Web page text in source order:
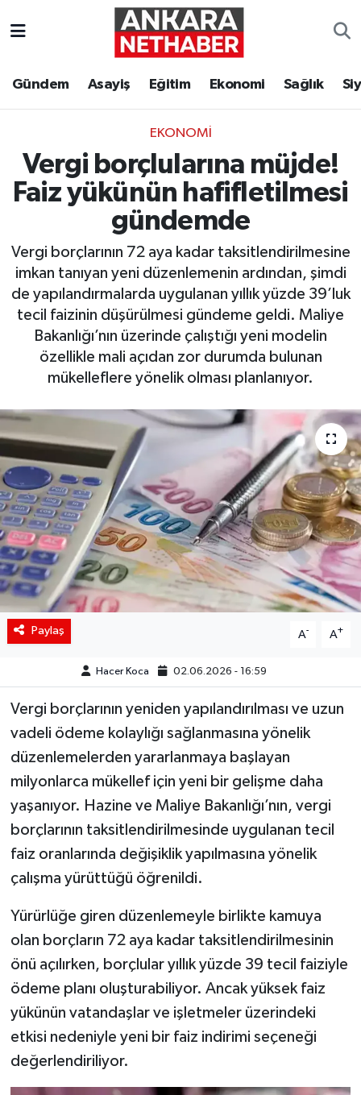
Gündem Asayiş Eğitim Ekonomi Sağlık
EKONOMI
Vergi borçlularına müjde!
Faiz yükünün hafifletilmesi
gündemde
Vergi borçlarının 72 aya kadar taksitlendirilmesine
imkan tanıyan yeni düzenlemenin ardından, şimdi
de yapılandırmalarda uygulanan yıllık yüzde 39’luk
tecil faizinin düşürülmesi gündeme geldi. Maliye
Bakanlığı’nın üzerinde çalıştığı yeni modelin
özellikle mali açıdan zor durumda bulunan
mükelleflere yönelik olması planlanıyor.
Paylaş A- A+
Hacer Koca 02.06.2026 - 16:59
Vergi borçlarının yeniden yapılandırılması ve uzun
vadeli ödeme kolaylığı sağlanmasına yönelik
düzenlemelerden yararlanmaya başlayan
milyonlarca mükellef için yeni bir gelişme daha
yaşanıyor. Hazine ve Maliye Bakanlığı’nın, vergi
borçlarının taksitlendirilmesinde uygulanan tecil
faiz oranlarında değişiklik yapılmasına yönelik
çalışma yürüttüğü öğrenildi.
Yürürlüğe giren düzenlemeyle birlikte kamuya
olan borçların 72 aya kadar taksitlendirilmesinin
önü açılırken, borçlular yıllık yüzde 39 tecil faiziyle
ödeme planı oluşturabiliyor. Ancak yüksek faiz
yükünün vatandaşlar ve işletmeler üzerindeki
etkisi nedeniyle yeni bir faiz indirimi seçeneği
değerlendiriliyor.
Ekonomi
Kim Kimdir Nereli
Resmi İlanlar
Sağlık
Teknoloji
Yaşam
Ankara Hava Durumu
Tüm Manşetler
Son Dakika Haberleri
Haber Arşivi